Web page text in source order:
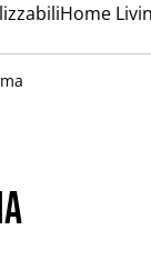
Home